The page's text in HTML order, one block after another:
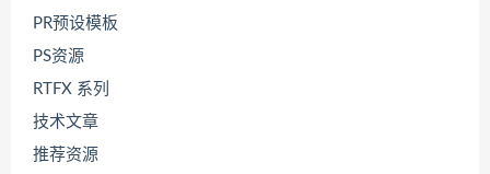
PR预设模板
PS资源
RTFX 系列
技术文章
推荐资源